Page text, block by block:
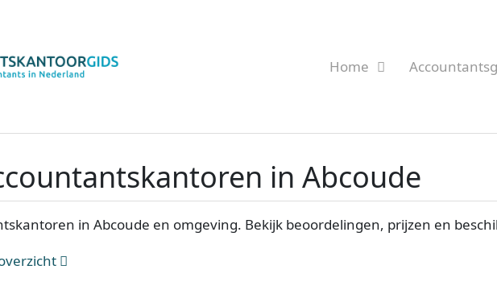
Home
in Abcoude
in Abcoude en omgeving. Bekijk beoordelingen, prijzen en